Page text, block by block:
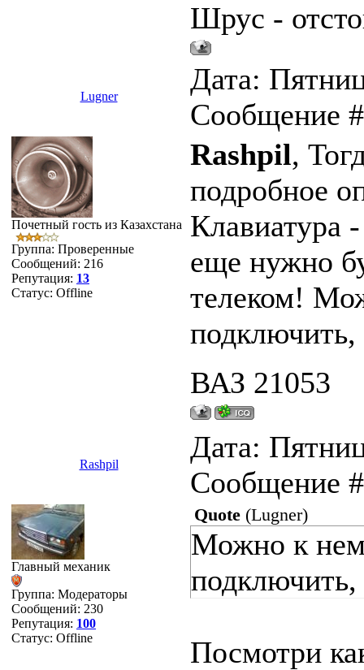
Шрус -
Lugner
Дата:
Сообщение
Почетный гость из Казахстана
Группа: Проверенные
Сообщений: 216
Репутация: 13
Статус: Offline
Rashpil,
подробное
Клавиатура
еще нужно
телеком!
ВАЗ 21053
Rashpil
Дата:
Сообщение
Главный механик
Группа: Модераторы
Сообщений: 230
Репутация: 100
Статус: Offline
Quote (Lugner)
Можно к
Посмотри